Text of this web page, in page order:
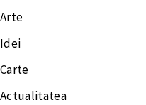
Arte
Idei
Carte
Actualitatea